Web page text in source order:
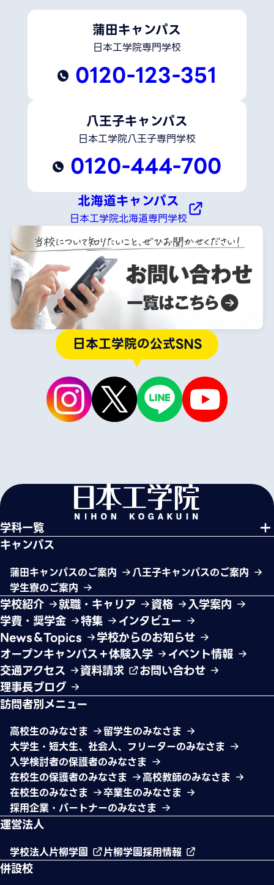
蒲田キャンパス
日本工学院専門学校
0120-123-351
八王子キャンパス
日本工学院八王子専門学校
0120-444-700
北海道キャンパス
日本工学院北海道専門学校
日本工学院の公式SNS
学科一覧
キャンパス
蒲田キャンパスのご案内
八王子キャンパスのご案内
学生寮のご案内
学校紹介 就職・キャリア 資格
入学案内
学費・奨学金
特集
インタビュー
News＆Topics
学校からのお知らせ
オープンキャンパス＋体験入学
イベント情報
交通アクセス
資料請求
お問い合わせ
理事長ブログ
訪問者別メニュー
高校生のみなさま
留学生のみなさま
大学生・短大生、社会人、フリーターのみなさま
入学検討者の保護者のみなさま
在校生の保護者のみなさま
高校教師のみなさま
在校生のみなさま
卒業生のみなさま
採用企業・パートナーのみなさま
運営法人
学校法人片柳学園 片柳学園採用情報
併設校